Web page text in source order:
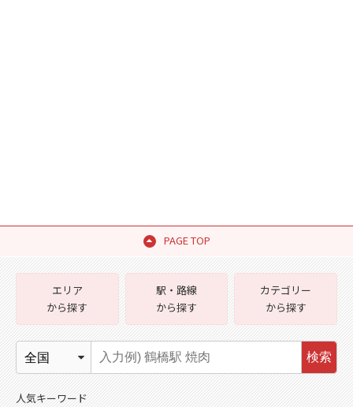
PAGE TOP
エリア
から探す
駅・路線
から探す
カテゴリー
から探す
検索
人気キーワード